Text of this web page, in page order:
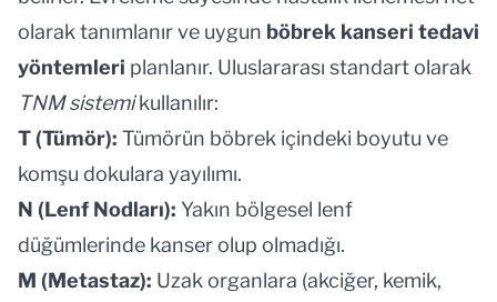
olarak tanımlanır ve uygun böbrek kanseri tedavi
yöntemleri planlanır. Uluslararası standart olarak
TNM sistemikullanılır:
T (Tümör): Tümörün böbrek içindeki boyutu ve
komşu dokulara yayılımı.
N (Lenf Nodları): Yakın bölgesel lenf
düğümlerinde kanser olup olmadığı.
M (Metastaz): Uzak organlara (akciğer, kemik,